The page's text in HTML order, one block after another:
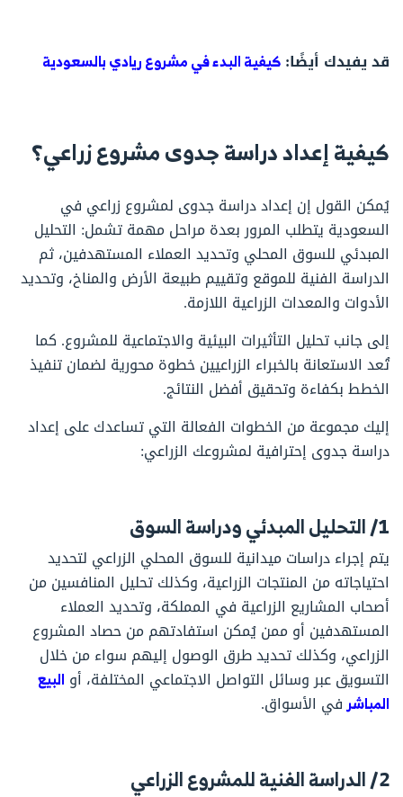
قد يفيدك أيضًا: كيفية البدء في مشروع ريادي بالسعودية
كيفية إعداد دراسة جدوى مشروع زراعي؟
يُمكن القول إن إعداد دراسة جدوى لمشروع زراعي في
السعودية يتطلب المرور بعدة مراحل مهمة تشمل: التحليل
المبدئي للسوق المحلي وتحديد العملاء المستهدفين، ثم
الدراسة الفنية للموقع وتقييم طبيعة الأرض والمناخ، وتحديد
الأدوات والمعدات الزراعية اللازمة.
إلى جانب تحليل التأثيرات البيئية والاجتماعية للمشروع. كما
تُعد الاستعانة بالخبراء الزراعيين خطوة محورية لضمان تنفيذ
الخطط بكفاءة وتحقيق أفضل النتائج.
إليك مجموعة من الخطوات الفعالة التي تساعدك على إعداد
دراسة جدوى إحترافية لمشروعك الزراعي:
1/ التحليل المبدئي ودراسة السوق
يتم إجراء دراسات ميدانية للسوق المحلي الزراعي لتحديد
احتياجاته من المنتجات الزراعية، وكذلك تحليل المنافسين من
أصحاب المشاريع الزراعية في المملكة، وتحديد العملاء
المستهدفين أو ممن يُمكن استفادتهم من حصاد المشروع
الزراعي، وكذلك تحديد طرق الوصول إليهم سواء من خلال
التسويق عبر وسائل التواصل الاجتماعي المختلفة، أو البيع
المباشرفي الأسواق.
2/ الدراسة الفنية للمشروع الزراعي